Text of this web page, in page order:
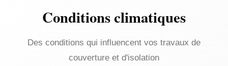
Conditions climatiques
Des conditions qui influencent vos travaux de
couverture et d'isolation